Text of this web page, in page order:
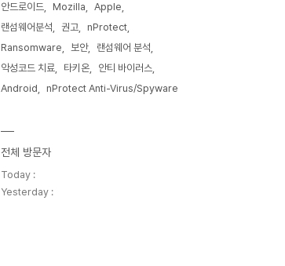
안드로이드
Mozilla
Apple
랜섬웨어분석
권고
nProtect
Ransomware
보안
랜섬웨어 분석
악성코드 치료
타키온
안티 바이러스
Android
nProtect Anti-Virus/Spyware
전체 방문자
Today :
Yesterday :